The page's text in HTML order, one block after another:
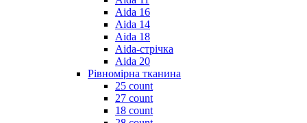
Aida 16
Aida 14
Aida 18
Aida-стрічка
Aida 20
Рівномірна тканина
25 count
27 count
18 count